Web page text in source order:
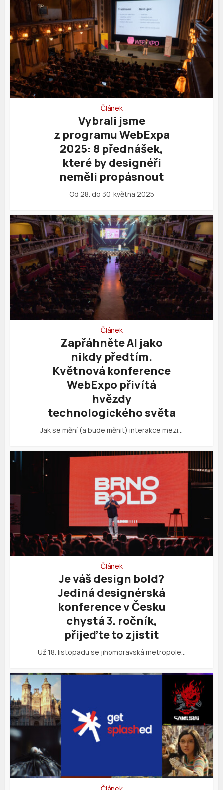
Článek
Vybrali jsme
z programu WebExpa
2025: 8 přednášek,
které by designéři
neměli propásnout
Od 28. do 30. května 2025
Článek
Zapřáhněte AI jako
nikdy předtím.
Květnová konference
WebExpo přivítá
hvězdy
technologického světa
Jak se mění (a bude měnit) interakce mezi…
Článek
Je váš design bold?
Jediná designérská
konference v Česku
chystá 3. ročník,
přijeďte to zjistit
Už 18. listopadu se jihomoravská metropole…
Článek